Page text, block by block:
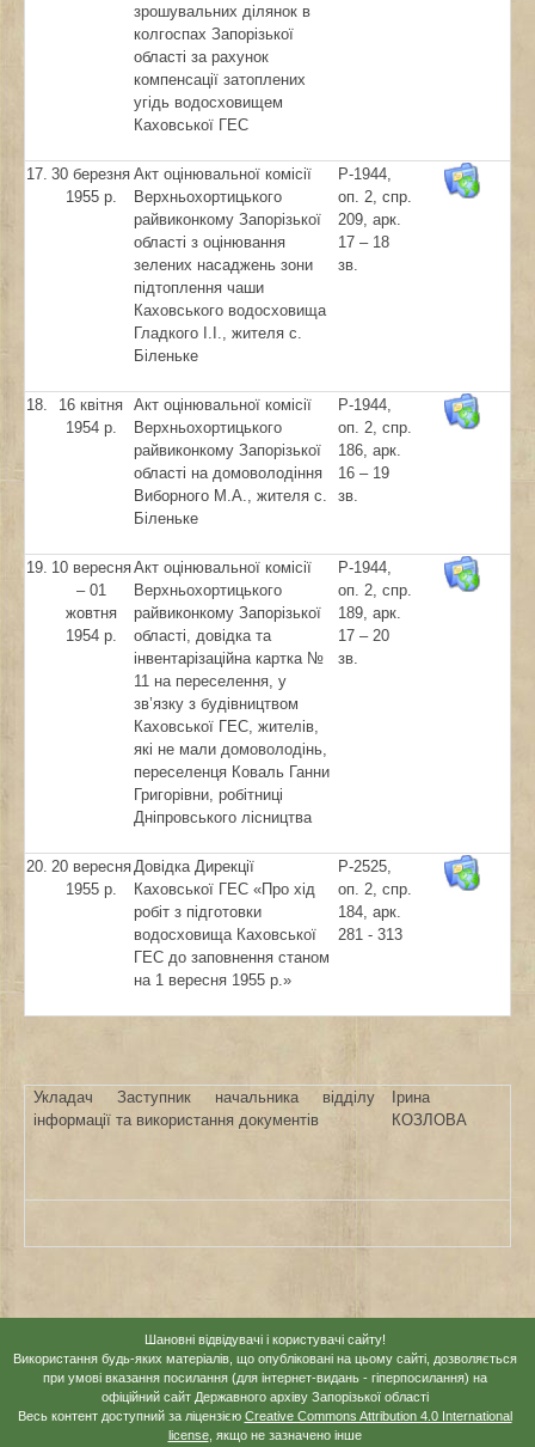
зрошувальних ділянок в
колгоспах Запорізької
області за рахунок
компенсації затоплених
угідь водосховищем
Каховської ГЕС
17. 30 березня
1955 р.
Акт оцінювальної комісії
Верхньохортицького
райвиконкому Запорізької
області з оцінювання
зелених насаджень зони
підтоплення чаши
Каховського водосховища
Гладкого І.І., жителя с.
Біленьке
Р-1944,
оп. 2, спр.
209, арк.
17 – 18
зв.
18.
16 квітня
1954 р.
Акт оцінювальної комісії
Верхньохортицького
райвиконкому Запорізької
області на домоволодіння
Виборного М.А., жителя с.
Біленьке
Р-1944,
оп. 2, спр.
186, арк.
16 – 19
зв.
19. 10 вересня
– 01
жовтня
1954 р.
Акт оцінювальної комісії
Верхньохортицького
райвиконкому Запорізької
області, довідка та
інвентарізаційна картка №
11 на переселення, у
зв’язку з будівництвом
Каховської ГЕС, жителів,
які не мали домоволодінь,
переселенця Коваль Ганни
Григорівни, робітниці
Дніпровського лісництва
Р-1944,
оп. 2, спр.
189, арк.
17 – 20
зв.
20. 20 вересня
1955 р.
Довідка Дирекції
Каховської ГЕС «Про хід
робіт з підготовки
водосховища Каховської
ГЕС до заповнення станом
на 1 вересня 1955 р.»
Р-2525,
оп. 2, спр.
184, арк.
281 - 313
Укладач Заступник начальника відділу
інформації та використання документів
Ірина
КОЗЛОВА
Шановні відвідувачі і користувачі сайту!
Використання будь-яких матеріалів, що опубліковані на цьому сайті, дозволяється
при умові вказання посилання (для інтернет-видань - гіперпосилання) на
офіційний сайт Державного архіву Запорізької області
Весь контент доступний за ліцензією Creative Commons Attribution 4.0 International
license, якщо не зазначено інше